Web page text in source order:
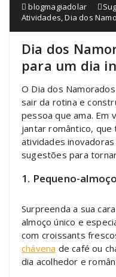
blogmagiadolar
Atividades,Dia dos
Dia dos
para um dia
O Dia dos
sair da rotina e
pessoa que ama. Em
jantar romântico,
atividades
sugestões para
1. Pequeno-
Surpreenda a sua
almoço único e
com croissants
chávena de café ou
dia acolhedor e